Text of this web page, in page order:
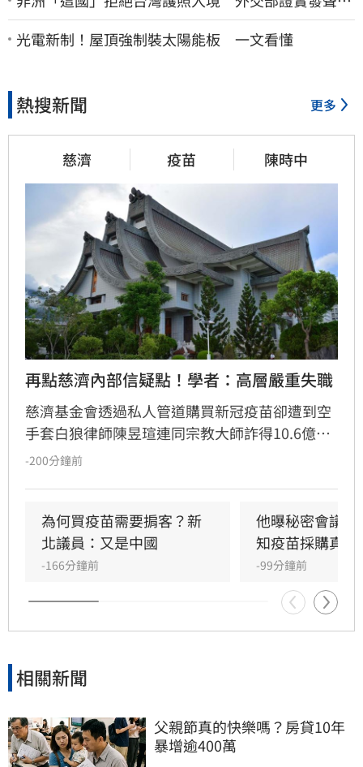
了：持續交涉聯繫
光電新制！屋頂強制裝太陽能板 一文看懂
熱搜新聞 更多
慈濟 疫苗 陳時中
再點慈濟內部信疑點！學者：高層嚴重失職
慈濟基金會透過私人管道購買新冠疫苗卻遭到空
手套白狼律師陳昱瑄連同宗教大師詐得10.6億
元，案情曝光後引發社會熱議，紛紛質疑慈濟被
釋都暴露更多疑點，「慈濟的管理階層嚴重失
職」。他還指出其中一段關於疫苗採購價格的內
容根本不是事實，「我不知道為何慈濟高層能夠
-200分鐘前
為何買疫苗需要掮客？新
北議員：又是中國
-166分鐘前
他曝秘密會議
知疫苗採購真相
-99分鐘前
相關新聞
父親節真的快樂嗎？房貸10年
暴增逾400萬